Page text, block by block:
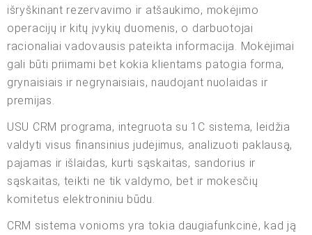
išryškinant rezervavimo ir atšaukimo, mokėjimo
operacijų ir kitų įvykių duomenis, o darbuotojai
racionaliai vadovausis pateikta informacija. Mokėjimai
gali būti priimami bet kokia klientams patogia forma,
grynaisiais ir negrynaisiais, naudojant nuolaidas ir
premijas.
USU CRM programa, integruota su 1C sistema, leidžia
valdyti visus finansinius judėjimus, analizuoti paklausą,
pajamas ir išlaidas, kurti sąskaitas, sandorius ir
sąskaitas, teikti ne tik valdymo, bet ir mokesčių
komitetus elektroniniu būdu.
CRM sistema vonioms yra tokia daugiafunkcinė, kad ją